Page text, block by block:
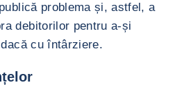
problema și, astfel, a
debitorilor pentru a-și
cu întârziere.